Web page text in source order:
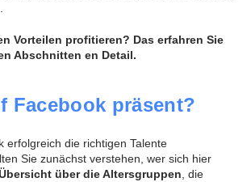
Vorteilen profitieren? Das erfahren Sie
Abschnitten en Detail.
Facebook präsent?
erfolgreich die richtigen Talente
Sie zunächst verstehen, wer sich hier
über die Altersgruppen, die